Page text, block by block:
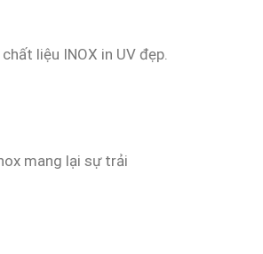
liệu INOX in UV đẹp.
mang lại sự trải